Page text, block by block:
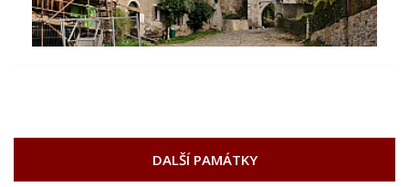
DALŠÍ PAMÁTKY